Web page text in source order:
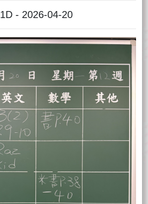
1D - 2026-04-20